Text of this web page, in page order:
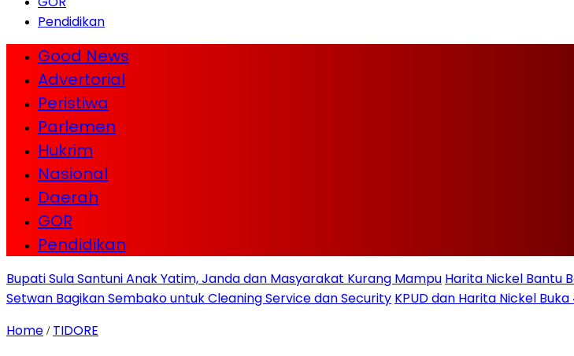
Pendidikan
Good News
Advertorial
Peristiwa
Parlemen
Hukrim
Nasional
Daerah
GOR
Pendidikan
Bupati Sula Santuni Anak Yatim, Janda dan Masyarakat Kurang Mampu Harita Nickel Bantu
Setwan Bagikan Sembako untuk Cleaning Service dan Security KPUD dan Harita Nickel Buka
Home / TIDORE